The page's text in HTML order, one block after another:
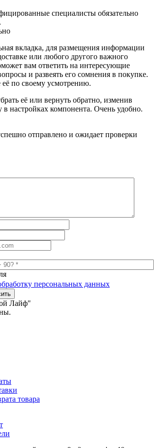
специалисты обязательно
вкладка, для размещения информации
или любого другого важного
вам ответить на интересующие
и развеять его сомнения в покупке.
её по своему усмотрению.
её или вернуть обратно, изменив
в настройках компонента. Очень удобно.
отправлено и ожидает проверки
персональных данных
Лайф"
товара